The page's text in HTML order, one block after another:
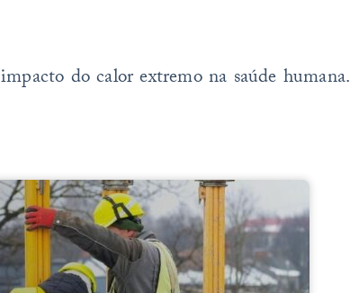
do calor extremo na saúde humana.